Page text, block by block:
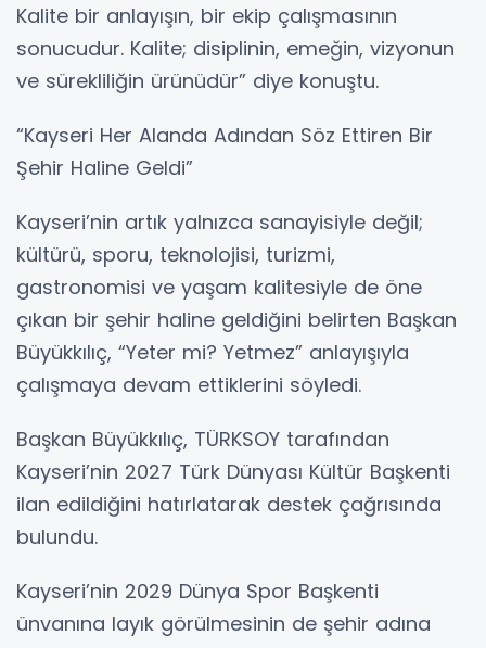
Kalite bir anlayışın, bir ekip çalışmasının
sonucudur. Kalite; disiplinin, emeğin, vizyonun
ve sürekliliğin ürünüdür” diye konuştu.
“Kayseri Her Alanda Adından Söz Ettiren Bir
Şehir Haline Geldi”
Kayseri’nin artık yalnızca sanayisiyle değil;
kültürü, sporu, teknolojisi, turizmi,
gastronomisi ve yaşam kalitesiyle de öne
çıkan bir şehir haline geldiğini belirten Başkan
Büyükkılıç, “Yeter mi? Yetmez” anlayışıyla
çalışmaya devam ettiklerini söyledi.
Başkan Büyükkılıç, TÜRKSOY tarafından
Kayseri’nin 2027 Türk Dünyası Kültür Başkenti
ilan edildiğini hatırlatarak destek çağrısında
bulundu.
Kayseri’nin 2029 Dünya Spor Başkenti
ünvanına layık görülmesinin de şehir adına